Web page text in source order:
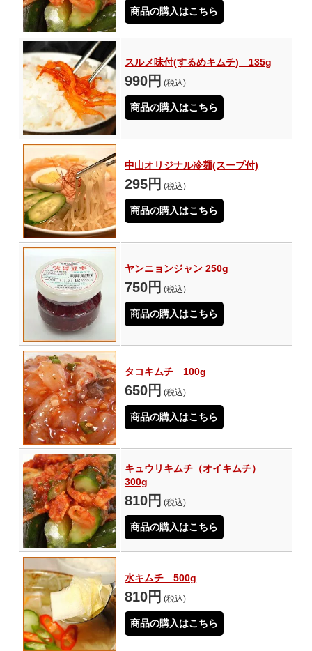
商品の購入はこちら
スルメ味付(するめキムチ) 135g
990円 (税込)
商品の購入はこちら
中山オリジナル冷麺(スープ付)
295円 (税込)
商品の購入はこちら
ヤンニョンジャン 250g
750円 (税込)
商品の購入はこちら
タコキムチ 100g
650円 (税込)
商品の購入はこちら
キュウリキムチ（オイキムチ）
300g
810円 (税込)
商品の購入はこちら
水キムチ 500g
810円 (税込)
商品の購入はこちら